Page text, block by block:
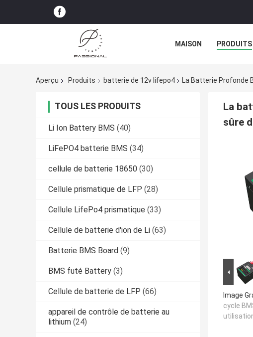
MAISON PRODUITS
Aperçu Produits batterie de 12v lifepo4 La Batterie Profonde
TOUS LES PRODUITS
Li Ion Battery BMS (40)
LiFePO4 batterie BMS (34)
cellule de batterie 18650 (30)
Cellule prismatique de LFP (28)
Cellule LifePo4 prismatique (33)
Cellule de batterie d'ion de Li (63)
Batterie BMS Board (9)
BMS futé Battery (3)
Cellule de batterie de LFP (66)
appareil de contrôle de batterie au
lithium (24)
La
sûre
Image
cycle